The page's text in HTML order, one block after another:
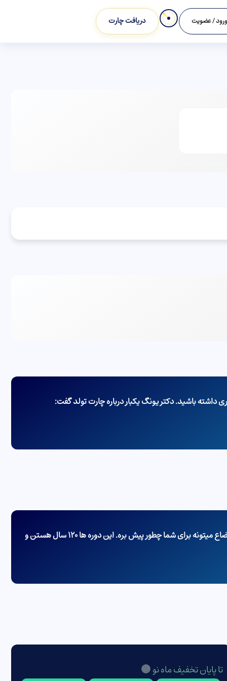
ورود / عضویت دریافت چارت
باشید. دکتر یونگ یکبار درباره چارت تولد گفت:
دوره‌های سیارات مهمترین موضوع در چارت تولد هستن، چون نشون میدن در هر مقطعی از زندگی شما پتانسیل رخ دادن چه اتفاقاتی هست و اوضاع میتونه برای شما چطور پیش بره. این دوره ها 120 سال هستن و
تا پایان تخفیف ماه نو